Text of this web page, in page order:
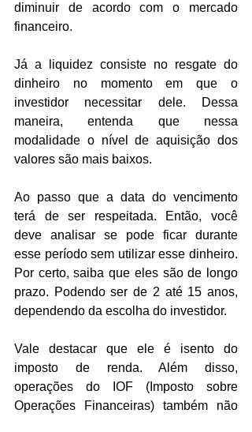
diminuir de acordo com o mercado
financeiro.
Já a liquidez consiste no resgate do
dinheiro no momento em que o
investidor necessitar dele. Dessa
maneira, entenda que nessa
modalidade o nível de aquisição dos
valores são mais baixos.
Ao passo que a data do vencimento
terá de ser respeitada. Então, você
deve analisar se pode ficar durante
esse período sem utilizar esse dinheiro.
Por certo, saiba que eles são de longo
prazo. Podendo ser de 2 até 15 anos,
dependendo da escolha do investidor.
Vale destacar que ele é isento do
imposto de renda. Além disso,
operações do IOF (Imposto sobre
Operações Financeiras) também não